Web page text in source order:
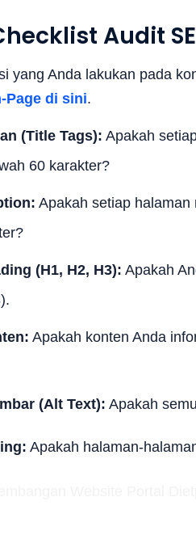
Audit
yang Anda lakukan pada
Page di sini.
(Title Tags): Apakah
60 karakter?
Apakah setiap
(H1, H2, H3): Apakah
Apakah konten Anda
(Alt Text): Apakah
Apakah halaman-